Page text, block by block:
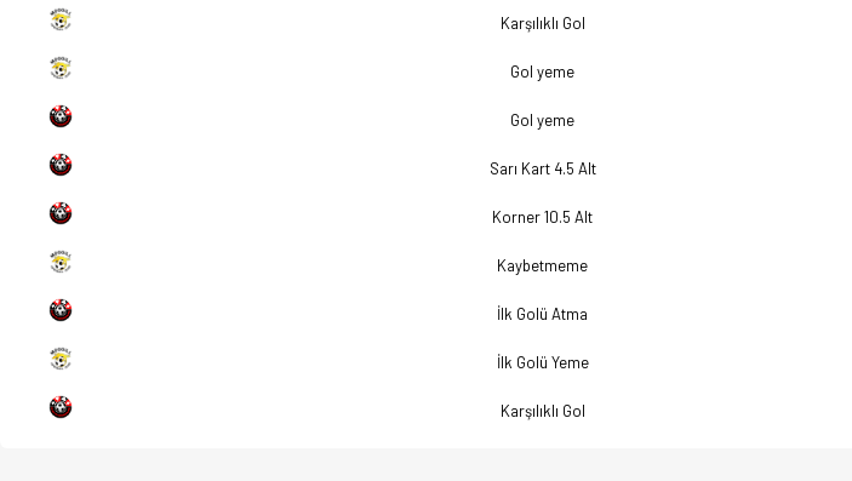
Karşılıklı Gol
Gol yeme
Gol yeme
Sarı Kart 4.5 Alt
Korner 10.5 Alt
Kaybetmeme
İlk Golü Atma
İlk Golü Yeme
Karşılıklı Gol